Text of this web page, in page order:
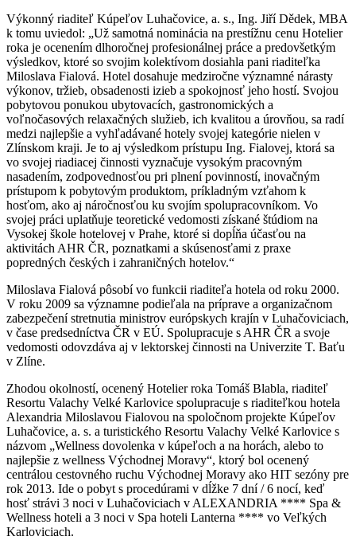
Výkonný riaditeľ Kúpeľov Luhačovice, a. s., Ing. Jiří Dědek, MBA
k tomu uviedol: „Už samotná nominácia na prestížnu cenu Hotelier
roka je ocenením dlhoročnej profesionálnej práce a predovšetkým
výsledkov, ktoré so svojim kolektívom dosiahla pani riaditeľka
Miloslava Fialová. Hotel dosahuje medziročne významné nárasty
výkonov, tržieb, obsadenosti izieb a spokojnosť jeho hostí. Svojou
pobytovou ponukou ubytovacích, gastronomických a
voľnočasových relaxačných služieb, ich kvalitou a úrovňou, sa radí
medzi najlepšie a vyhľadávané hotely svojej kategórie nielen v
Zlínskom kraji. Je to aj výsledkom prístupu Ing. Fialovej, ktorá sa
vo svojej riadiacej činnosti vyznačuje vysokým pracovným
nasadením, zodpovednosťou pri plnení povinností, inovačným
prístupom k pobytovým produktom, príkladným vzťahom k
hosťom, ako aj náročnosťou ku svojím spolupracovníkom. Vo
svojej práci uplatňuje teoretické vedomosti získané štúdiom na
Vysokej škole hotelovej v Prahe, ktoré si dopĺňa účasťou na
aktivitách AHR ČR, poznatkami a skúsenosťami z praxe
popredných českých i zahraničných hotelov.“
Miloslava Fialová pôsobí vo funkcii riaditeľa hotela od roku 2000.
V roku 2009 sa významne podieľala na príprave a organizačnom
zabezpečení stretnutia ministrov európskych krajín v Luhačoviciach,
v čase predsedníctva ČR v EÚ. Spolupracuje s AHR ČR a svoje
vedomosti odovzdáva aj v lektorskej činnosti na Univerzite T. Baťu
v Zlíne.
Zhodou okolností, ocenený Hotelier roka Tomáš Blabla, riaditeľ
Resortu Valachy Velké Karlovice spolupracuje s riaditeľkou hotela
Alexandria Miloslavou Fialovou na spoločnom projekte Kúpeľov
Luhačovice, a. s. a turistického Resortu Valachy Velké Karlovice s
názvom „Wellness dovolenka v kúpeľoch a na horách, alebo to
najlepšie z wellness Východnej Moravy“, ktorý bol ocenený
centrálou cestovného ruchu Východnej Moravy ako HIT sezóny pre
rok 2013. Ide o pobyt s procedúrami v dĺžke 7 dní / 6 nocí, keď
hosť strávi 3 noci v Luhačoviciach v ALEXANDRIA **** Spa &
Wellness hoteli a 3 noci v Spa hoteli Lanterna **** vo Veľkých
Karloviciach.